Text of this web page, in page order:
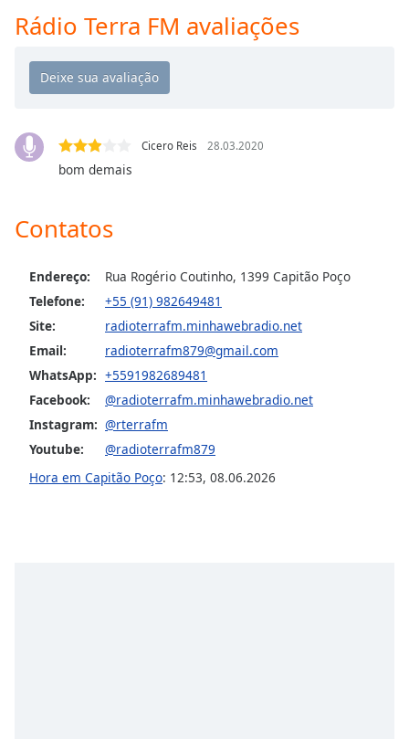
Playback
Rate
Chapters
descriptions
selected
Subtitles
settings
opens
subtitles
settings
dialog
subtitles
off,
Rádio Terra FM avaliações
Cicero Reis 28.03.2020
bom demais
Contatos
Endereço:
Rua Rogério Coutinho, 1399 Capitão Poço
Telefone:
+55 (91) 982649481
Site:
radioterrafm.minhawebradio.net
Email:
radioterrafm879@gmail.com
WhatsApp: +5591982689481
Facebook:
@radioterrafm.minhawebradio.net
Instagram: @rterrafm
Youtube:
@radioterrafm879
Hora em Capitão Poço: 12:53, 08.06.2026